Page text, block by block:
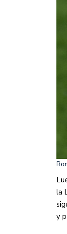
la
y